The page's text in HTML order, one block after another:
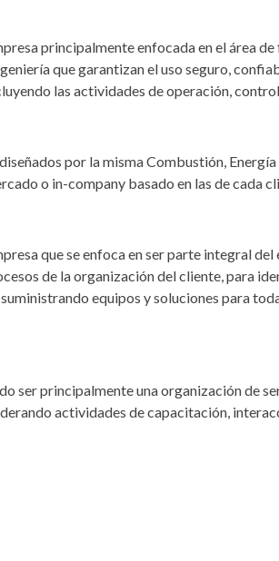
principalmente enfocada en el área
que garantizan el uso seguro,
las actividades de operación,
por la misma Combustión,
o in-company basado en las de cada
que se enfoca en ser parte integral
de la organización del cliente, para
equipos y soluciones para
ser principalmente una organización de
actividades de capacitación,